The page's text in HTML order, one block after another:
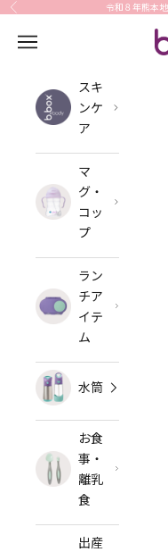
コンテンツへスキップ
前へ 令和８年熊本
メニューを開く
スキ
ンケ
ア
マ
グ・
コッ
プ
ラン
チア
イテ
ム
水筒
お食
事・
離乳
食
出産